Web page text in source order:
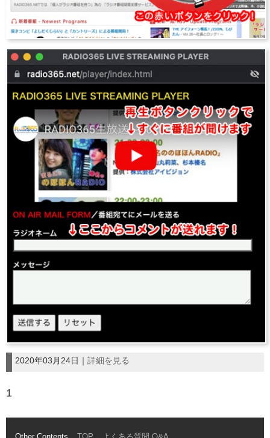
2020年03月24日｜ 詳細を見る
1